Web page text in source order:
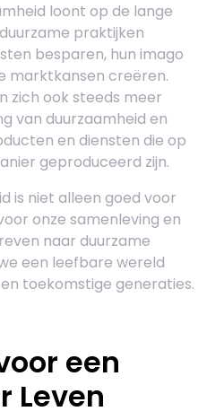
loont op de lange
praktijken
besparen, hun imago
marktkansen creëren.
zich ook steeds meer
van duurzaamheid en
en diensten die op
geproduceerd zijn.
is niet alleen goed voor
onze samenleving en
naar duurzame
een leefbare wereld
toekomstige generaties.
een
Leven